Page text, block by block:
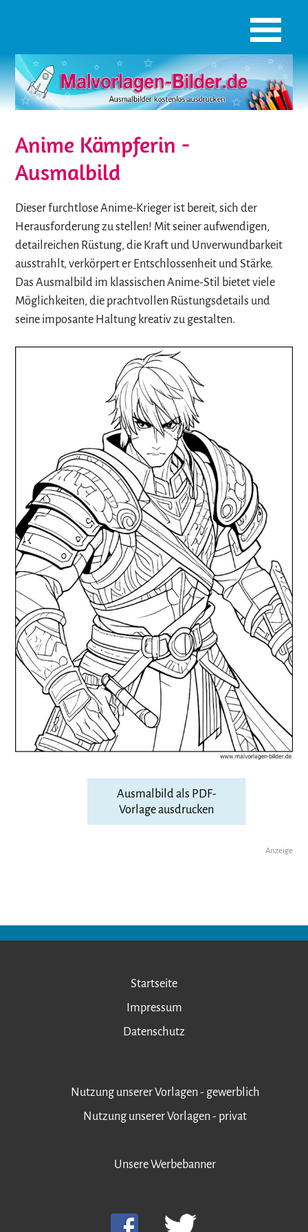
Anime Kämpferin -
Ausmalbild
Dieser furchtlose Anime-Krieger ist bereit, sich der
Herausforderung zu stellen! Mit seiner aufwendigen,
detailreichen Rüstung, die Kraft und Unverwundbarkeit
ausstrahlt, verkörpert er Entschlossenheit und Stärke.
Das Ausmalbild im klassischen Anime-Stil bietet viele
Möglichkeiten, die prachtvollen Rüstungsdetails und
seine imposante Haltung kreativ zu gestalten.
Ausmalbild als PDF-
Vorlage ausdrucken
Anzeige
Startseite
Impressum
Datenschutz
Nutzung unserer Vorlagen - gewerblich
Nutzung unserer Vorlagen - privat
Unsere Werbebanner